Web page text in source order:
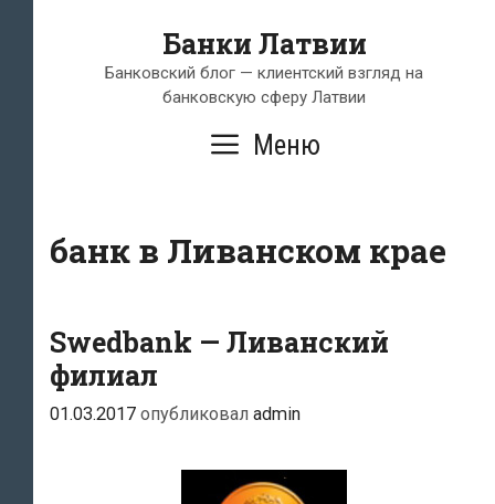
содержимому
Банки Латвии
Банковский блог — клиентский взгляд на
банковскую сферу Латвии
Меню
банк в Ливанском крае
Swedbank — Ливанский
филиал
01.03.2017 опубликовал admin